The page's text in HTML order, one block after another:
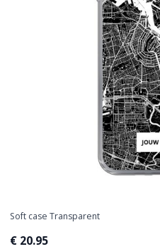
Soft case Transparent
€ 20.95